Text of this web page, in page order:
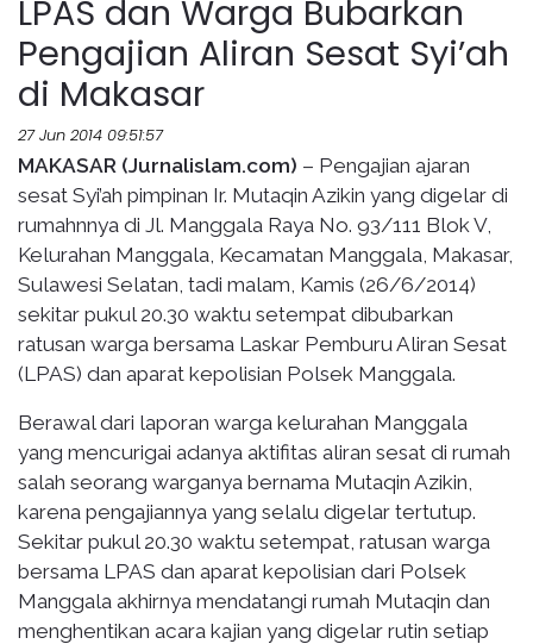
LPAS dan Warga Bubarkan
Pengajian Aliran Sesat Syi’ah
di Makasar
27 Jun 2014 09:51:57
MAKASAR (Jurnalislam.com) – Pengajian ajaran
sesat Syi’ah pimpinan Ir. Mutaqin Azikin yang digelar di
rumahnnya di Jl. Manggala Raya No. 93/111 Blok V,
Kelurahan Manggala, Kecamatan Manggala, Makasar,
Sulawesi Selatan, tadi malam, Kamis (26/6/2014)
sekitar pukul 20.30 waktu setempat dibubarkan
ratusan warga bersama Laskar Pemburu Aliran Sesat
(LPAS) dan aparat kepolisian Polsek Manggala.
Berawal dari laporan warga kelurahan Manggala
yang mencurigai adanya aktifitas aliran sesat di rumah
salah seorang warganya bernama Mutaqin Azikin,
karena pengajiannya yang selalu digelar tertutup.
Sekitar pukul 20.30 waktu setempat, ratusan warga
bersama LPAS dan aparat kepolisian dari Polsek
Manggala akhirnya mendatangi rumah Mutaqin dan
menghentikan acara kajian yang digelar rutin setiap